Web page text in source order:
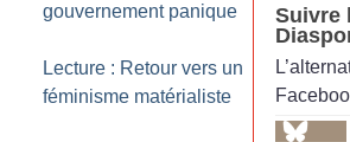
gouvernement panique
Lecture : Retour vers un
féminisme matérialiste
Suivre